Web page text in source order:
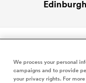
We process your personal
campaigns and to provide
your privacy rights. For